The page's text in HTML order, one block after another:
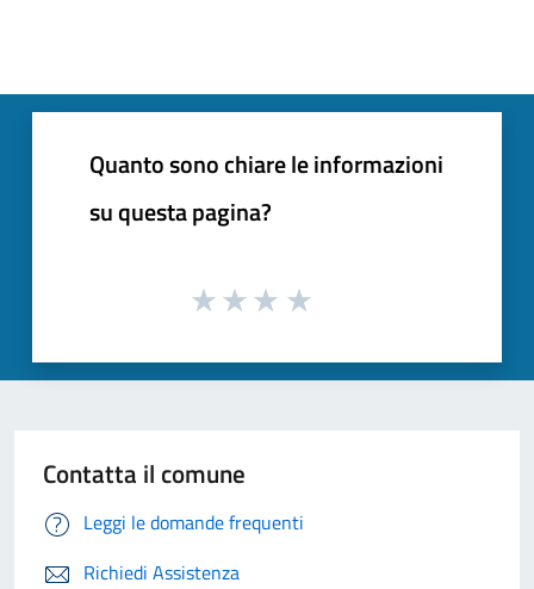
Quanto sono chiare le informazioni
su questa pagina?
Contatta il comune
Leggi le domande frequenti
Richiedi Assistenza